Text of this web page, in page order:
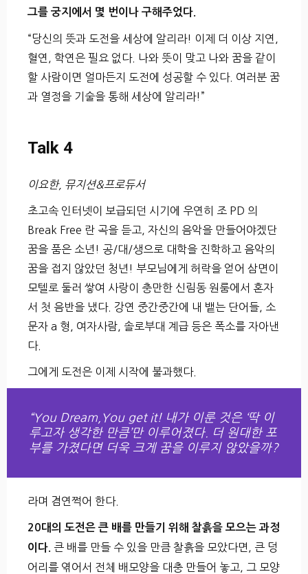
그를 궁지에서 몇 번이나 구해주었다.
“당신의 뜻과 도전을 세상에 알리라! 이제 더 이상 지연,
혈연, 학연은 필요 없다. 나와 뜻이 맞고 나와 꿈을 같이
할 사람이면 얼마든지 도전에 성공할 수 있다. 여러분 꿈
과 열정을 기술을 통해 세상에 알리라!”
Talk 4
이요한, 뮤지션&프로듀서
초고속 인터넷이 보급되던 시기에 우연히 조 PD 의
Break Free 란 곡을 듣고, 자신의 음악을 만들어야겠단
꿈을 품은 소년! 공/대/생으로 대학을 진학하고 음악의
꿈을 접지 않았던 청년! 부모님에게 허락을 얻어 삼면이
모텔로 둘러 쌓여 사랑이 충만한 신림동 원룸에서 혼자
서 첫 음반을 냈다. 강연 중간중간에 내 뱉는 단어들, 소
문자 a 형, 여자사람, 솔로부대 계급 등은 폭소를 자아낸
다.
그에게 도전은 이제 시작에 불과했다.
“You Dream,You get it! 내가 이룬 것은 ‘딱 이
루고자 생각한 만큼’만 이루어졌다. 더 원대한 포
부를 가졌다면 더욱 크게 꿈을 이루지 않았을까?
라며 겸연쩍어 한다.
20대의 도전은 큰 배를 만들기 위해 찰흙을 모으는 과정
이다. 큰 배를 만들 수 있을 만큼 찰흙을 모았다면, 큰 덩
어리를 엮어서 전체 배모양을 대충 만들어 놓고, 그 모양